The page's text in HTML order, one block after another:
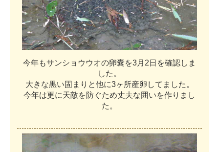
今年もサンシ ョ ウ ウオの卵嚢を3月 2 日 を確認し ま
した 。
大き な黒い固 ま り と他に3ヶ 所産卵 して ま した 。
今年は更に天敵を防ぐため丈夫な囲 いを作り ま し
た 。